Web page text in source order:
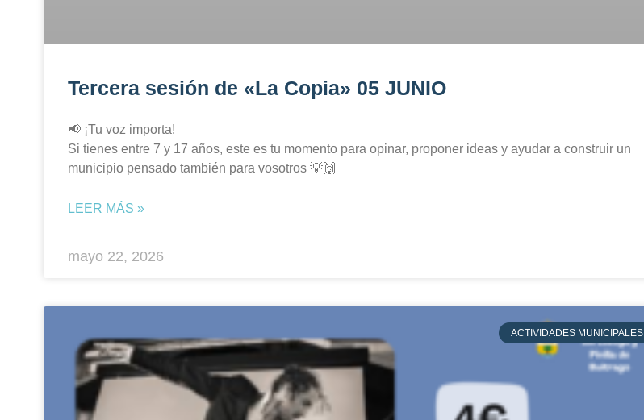
Tercera sesión de «La Copia» 05 JUNIO
📢 ¡Tu voz importa!
Si tienes entre 7 y 17 años, este es tu momento para opinar, proponer ideas y ayudar a construir un
municipio pensado también para vosotros 💡🙌
LEER MÁS »
mayo 22, 2026
ACTIVIDADES MUNICIPALES